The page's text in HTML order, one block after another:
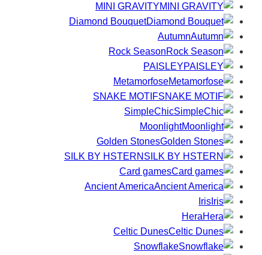
MINI GRAVITY
Diamond Bouquet
Autumn
Rock Season
PAISLEY
Metamorfose
SNAKE MOTIF
SimpleChic
Moonlight
Golden Stones
SILK BY HSTERN
Card games
Ancient America
Iris
Hera
Celtic Dunes
Snowflake